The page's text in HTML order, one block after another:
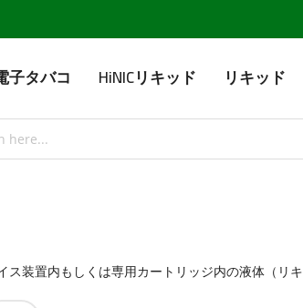
子タバコ HiNICリキッド リキッド
ス装置内もしくは専用カートリッジ内の液体（リ